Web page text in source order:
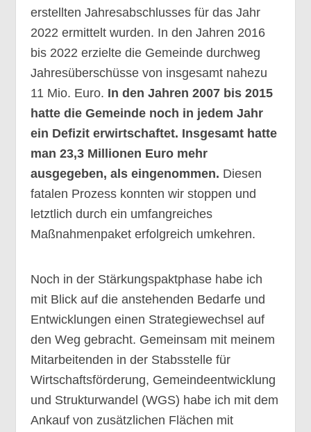
erstellten Jahresabschlusses für das Jahr
2022 ermittelt wurden. In den Jahren 2016
bis 2022 erzielte die Gemeinde durchweg
Jahresüberschüsse von insgesamt nahezu
11 Mio. Euro. In den Jahren 2007 bis 2015
hatte die Gemeinde noch in jedem Jahr
ein Defizit erwirtschaftet. Insgesamt hatte
man 23,3 Millionen Euro mehr
ausgegeben, als eingenommen. Diesen
fatalen Prozess konnten wir stoppen und
letztlich durch ein umfangreiches
Maßnahmenpaket erfolgreich umkehren.
Noch in der Stärkungspaktphase habe ich
mit Blick auf die anstehenden Bedarfe und
Entwicklungen einen Strategiewechsel auf
den Weg gebracht. Gemeinsam mit meinem
Mitarbeitenden in der Stabsstelle für
Wirtschaftsförderung, Gemeindeentwicklung
und Strukturwandel (WGS) habe ich mit dem
Ankauf von zusätzlichen Flächen mit